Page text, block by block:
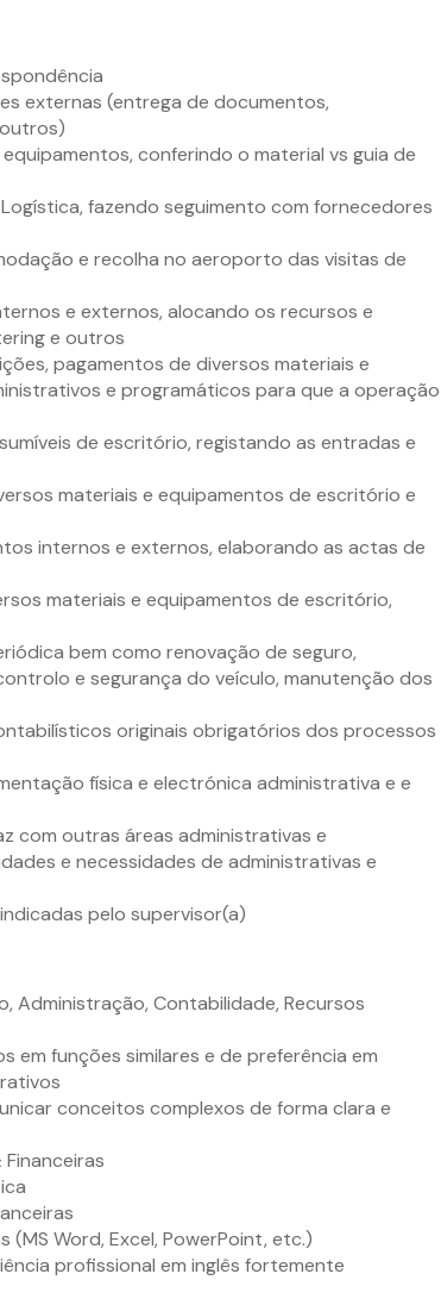
externas (entrega de documentos,
conferindo o material vs guia de
fazendo seguimento com fornecedores
e recolha no aeroporto das visitas de
e externos, alocando os recursos e
e outros
pagamentos de diversos materiais e
e programáticos para que a operação
de escritório, registando as entradas e
materiais e equipamentos de escritório e
internos e externos, elaborando as actas de
materiais e equipamentos de escritório,
bem como renovação de seguro,
e segurança do veículo, manutenção dos
originais obrigatórios dos processos
física e electrónica administrativa e e
com outras áreas administrativas e
e necessidades de administrativas e
pelo supervisor(a)
Administração, Contabilidade, Recursos
em funções similares e de preferência em
conceitos complexos de forma clara e
Word, Excel, PowerPoint, etc.)
profissional em inglês fortemente